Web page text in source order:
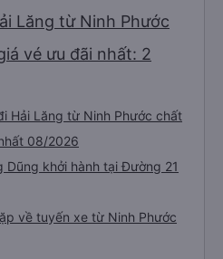
Lăng từ Ninh Phước
vé ưu đãi nhất: 2
Hải Lăng từ Ninh Phước chất
08/2026
Dũng khởi hành tại Đường 21
về tuyến xe từ Ninh Phước